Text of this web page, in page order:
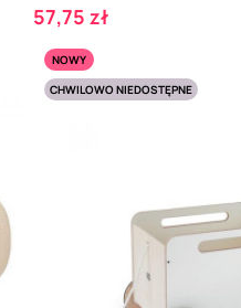
Cena
57,75 zł
NOWY
CHWILOWO NIEDOSTĘPNE